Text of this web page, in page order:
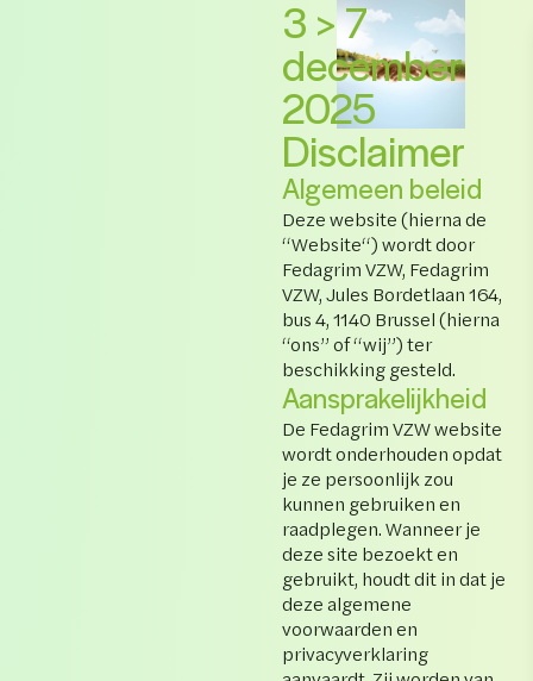
3 > 7
december
2025
Disclaimer
Algemeen beleid
Deze website (hierna de
“Website“) wordt door
Fedagrim VZW, Fedagrim
VZW, Jules Bordetlaan 164,
bus 4, 1140 Brussel (hierna
“ons” of “wij”) ter
beschikking gesteld.
Aansprakelijkheid
De Fedagrim VZW website
wordt onderhouden opdat
je ze persoonlijk zou
kunnen gebruiken en
raadplegen. Wanneer je
deze site bezoekt en
gebruikt, houdt dit in dat je
deze algemene
voorwaarden en
privacyverklaring